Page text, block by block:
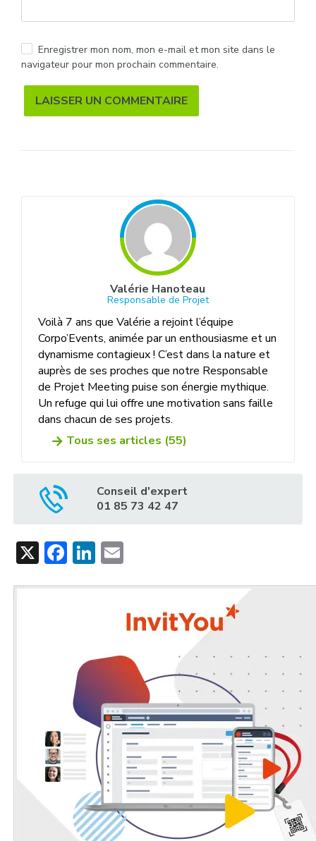
Enregistrer mon nom, mon e-mail et mon site dans le
navigateur pour mon prochain commentaire.
Alternative:
Valérie Hanoteau
Responsable de Projet
Voilà 7 ans que Valérie a rejoint l’équipe
Corpo’Events, animée par un enthousiasme et un
dynamisme contagieux ! C’est dans la nature et
auprès de ses proches que notre Responsable
de Projet Meeting puise son énergie mythique.
Un refuge qui lui offre une motivation sans faille
dans chacun de ses projets.
Tous ses articles (55)
Conseil d'expert
01 85 73 42 47
X Facebook
LinkedIn